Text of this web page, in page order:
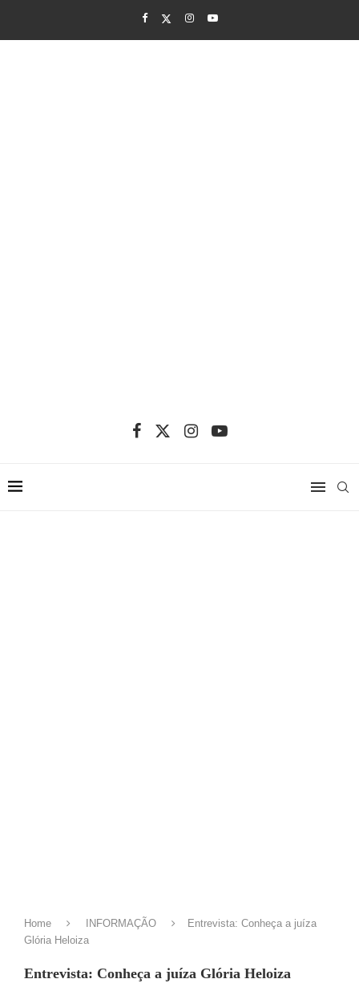
Home INFORMAÇÃO
Entrevista: Conheça a juíza
Glória Heloiza
Entrevista: Conheça a juíza Glória Heloiza